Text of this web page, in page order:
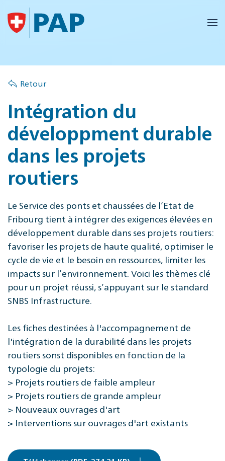
Accéder au contenu principal
Retour
Intégration du
développment durable
dans les projets
routiers
Le Service des ponts et chaussées de l’Etat de
Fribourg tient à intégrer des exigences élevées en
développement durable dans ses projets routiers:
favoriser les projets de haute qualité, optimiser le
cycle de vie et le besoin en ressources, limiter les
impacts sur l’environnement. Voici les thèmes clé
pour un projet réussi, s’appuyant sur le standard
SNBS Infrastructure.
Les fiches destinées à l'accompagnement de
l'intégration de la durabilité dans les projets
routiers sonst disponibles en fonction de la
typologie du projets:
> Projets routiers de faible ampleur
> Projets routiers de grande ampleur
> Nouveaux ouvrages d'art
> Interventions sur ouvrages d'art existants